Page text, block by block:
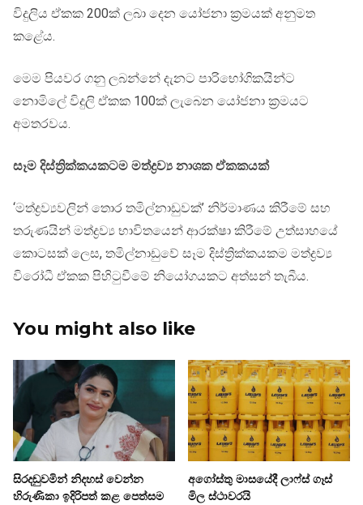
විදුලිය ඒකක 200ක් ලබා දෙන යෝජනා ක්‍රමයක් අනුමත
කළේය.
මෙම පියවර ගනු ලබන්නේ දැනට පාරිභෝගිකයින්ට
නොමිලේ විදුලි ඒකක 100ක් ලැබෙන යෝජනා ක්‍රමයට
අමතරවය.
සෑම දිස්ත්‍රික්කයකටම මත්ද්‍රව්‍ය නාශක ඒකකයක්
‘මත්ද්‍රව්‍යවලින් තොර තමිල්නාඩුවක්’ නිර්මාණය කිරීමේ සහ
තරුණයින් මත්ද්‍රව්‍ය භාවිතයෙන් ආරක්ෂා කිරීමේ උත්සාහයේ
කොටසක් ලෙස, තමිල්නාඩුවේ සෑම දිස්ත්‍රික්කයකම මත්ද්‍රව්‍ය
විරෝධී ඒකක පිහිටුවීමේ නියෝගයකට අත්සන් තැබීය.
You might also like
සිරදඬුවමින් නිදහස් වෙන්න
හිරුණිකා ඉදිරිපත් කළ පෙත්සම
අගෝස්තු මාසයේදී ලාෆ්ස් ගෑස්
මිල ස්ථාවරයි